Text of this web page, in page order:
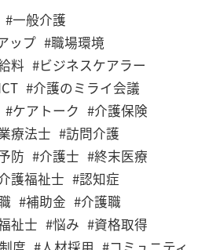
#一般介護
ップ #職場環境
料 #ビジネスケアラー
#介護のミライ会議
#ケアトーク #介護保険
療法士 #訪問介護
防 #介護士 #終末医療
護福祉士 #認知症
#補助金 #介護職
祉士 #悩み #資格取得